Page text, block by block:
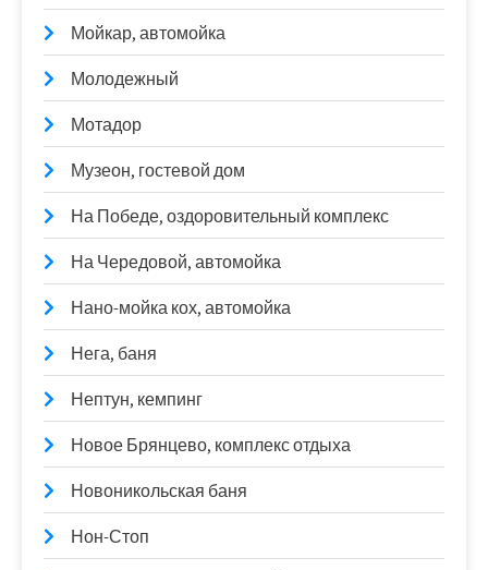
Мойкар, автомойка
Молодежный
Мотадор
Музеон, гостевой дом
На Победе, оздоровительный комплекс
На Чередовой, автомойка
Нано-мойка кох, автомойка
Нега, баня
Нептун, кемпинг
Новое Брянцево, комплекс отдыха
Новоникольская баня
Нон-Стоп